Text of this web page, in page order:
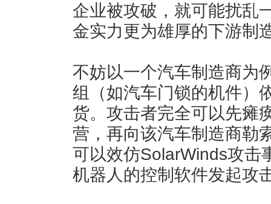
企业被攻破，就可能扰乱
金实力更为雄厚的下游制
不妨以一个汽车制造商为
组（如汽车门锁的机件）
货。攻击者完全可以先瘫
营，再向该汽车制造商勒
可以效仿SolarWinds攻击
机器人的控制软件发起攻